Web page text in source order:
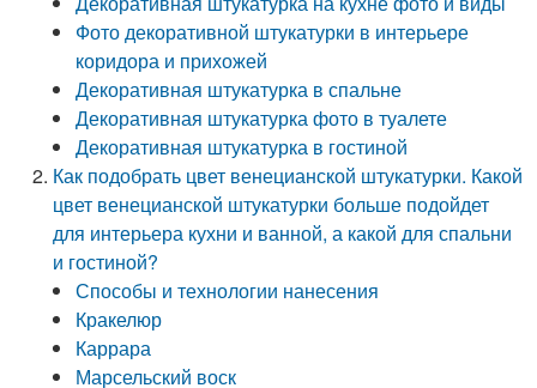
Фото декоративной штукатурки в интерьере
коридора и прихожей
Декоративная штукатурка в спальне
Декоративная штукатурка фото в туалете
Декоративная штукатурка в гостиной
Как подобрать цвет венецианской штукатурки. Какой
цвет венецианской штукатурки больше подойдет
для интерьера кухни и ванной, а какой для спальни
и гостиной?
Способы и технологии нанесения
Кракелюр
Каррара
Марсельский воск